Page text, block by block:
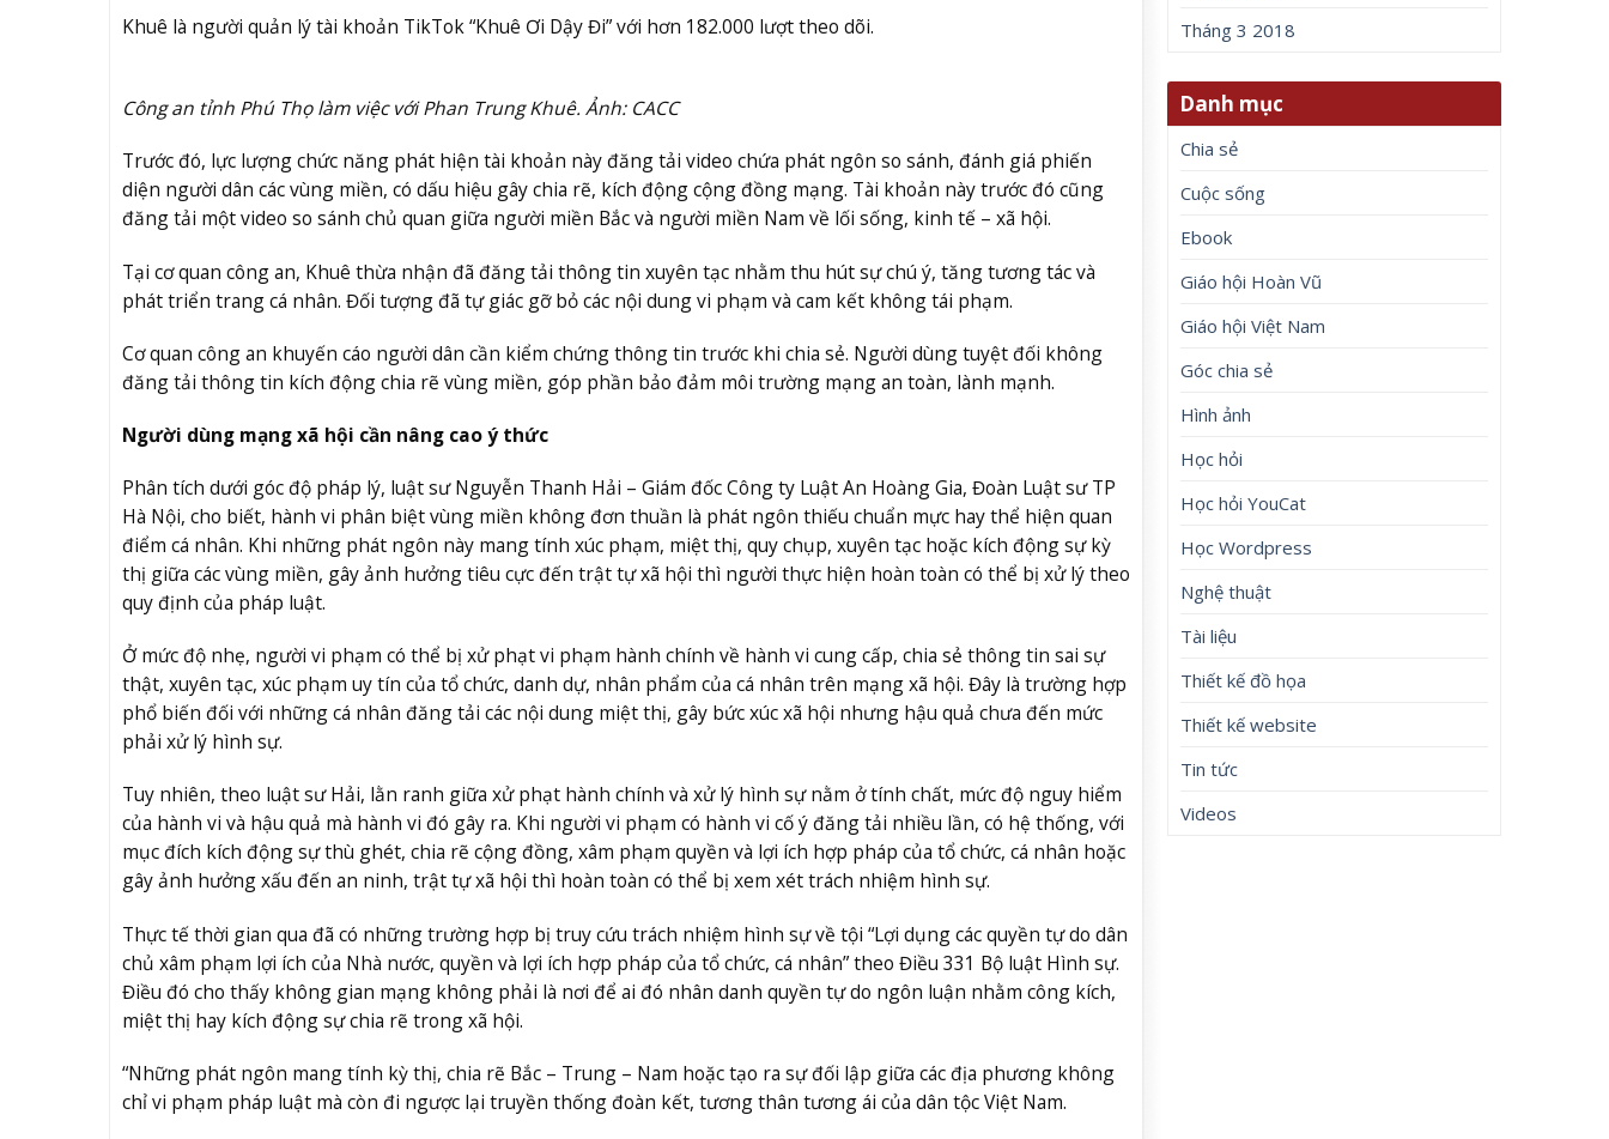
Khuê là người quản lý tài khoản TikTok “Khuê Ơi Dậy Đi” với hơn 182.000 lượt theo dõi.
Công an tỉnh Phú Thọ làm việc với Phan Trung Khuê. Ảnh: CACC
Trước đó, lực lượng chức năng phát hiện tài khoản này đăng tải video chứa phát ngôn so sánh, đánh giá phiến
diện người dân các vùng miền, có dấu hiệu gây chia rẽ, kích động cộng đồng mạng. Tài khoản này trước đó cũng
đăng tải một video so sánh chủ quan giữa người miền Bắc và người miền Nam về lối sống, kinh tế – xã hội.
Tại cơ quan công an, Khuê thừa nhận đã đăng tải thông tin xuyên tạc nhằm thu hút sự chú ý, tăng tương tác và
phát triển trang cá nhân. Đối tượng đã tự giác gỡ bỏ các nội dung vi phạm và cam kết không tái phạm.
Cơ quan công an khuyến cáo người dân cần kiểm chứng thông tin trước khi chia sẻ. Người dùng tuyệt đối không
đăng tải thông tin kích động chia rẽ vùng miền, góp phần bảo đảm môi trường mạng an toàn, lành mạnh.
Người dùng mạng xã hội cần nâng cao ý thức
Phân tích dưới góc độ pháp lý, luật sư Nguyễn Thanh Hải – Giám đốc Công ty Luật An Hoàng Gia, Đoàn Luật sư TP
Hà Nội, cho biết, hành vi phân biệt vùng miền không đơn thuần là phát ngôn thiếu chuẩn mực hay thể hiện quan
điểm cá nhân. Khi những phát ngôn này mang tính xúc phạm, miệt thị, quy chụp, xuyên tạc hoặc kích động sự kỳ
thị giữa các vùng miền, gây ảnh hưởng tiêu cực đến trật tự xã hội thì người thực hiện hoàn toàn có thể bị xử lý theo
quy định của pháp luật.
Ở mức độ nhẹ, người vi phạm có thể bị xử phạt vi phạm hành chính về hành vi cung cấp, chia sẻ thông tin sai sự
thật, xuyên tạc, xúc phạm uy tín của tổ chức, danh dự, nhân phẩm của cá nhân trên mạng xã hội. Đây là trường hợp
phổ biến đối với những cá nhân đăng tải các nội dung miệt thị, gây bức xúc xã hội nhưng hậu quả chưa đến mức
phải xử lý hình sự.
Tuy nhiên, theo luật sư Hải, lằn ranh giữa xử phạt hành chính và xử lý hình sự nằm ở tính chất, mức độ nguy hiểm
của hành vi và hậu quả mà hành vi đó gây ra. Khi người vi phạm có hành vi cố ý đăng tải nhiều lần, có hệ thống, với
mục đích kích động sự thù ghét, chia rẽ cộng đồng, xâm phạm quyền và lợi ích hợp pháp của tổ chức, cá nhân hoặc
gây ảnh hưởng xấu đến an ninh, trật tự xã hội thì hoàn toàn có thể bị xem xét trách nhiệm hình sự.
Thực tế thời gian qua đã có những trường hợp bị truy cứu trách nhiệm hình sự về tội “Lợi dụng các quyền tự do dân
chủ xâm phạm lợi ích của Nhà nước, quyền và lợi ích hợp pháp của tổ chức, cá nhân” theo Điều 331 Bộ luật Hình sự.
Điều đó cho thấy không gian mạng không phải là nơi để ai đó nhân danh quyền tự do ngôn luận nhằm công kích,
miệt thị hay kích động sự chia rẽ trong xã hội.
“Những phát ngôn mang tính kỳ thị, chia rẽ Bắc – Trung – Nam hoặc tạo ra sự đối lập giữa các địa phương không
chỉ vi phạm pháp luật mà còn đi ngược lại truyền thống đoàn kết, tương thân tương ái của dân tộc Việt Nam.
Tháng 3 2018
Danh mục
Chia sẻ
Cuộc sống
Ebook
Giáo hội Hoàn Vũ
Giáo hội Việt Nam
Góc chia sẻ
Hình ảnh
Học hỏi
Học hỏi YouCat
Học Wordpress
Nghệ thuật
Tài liệu
Thiết kế đồ họa
Thiết kế website
Tin tức
Videos